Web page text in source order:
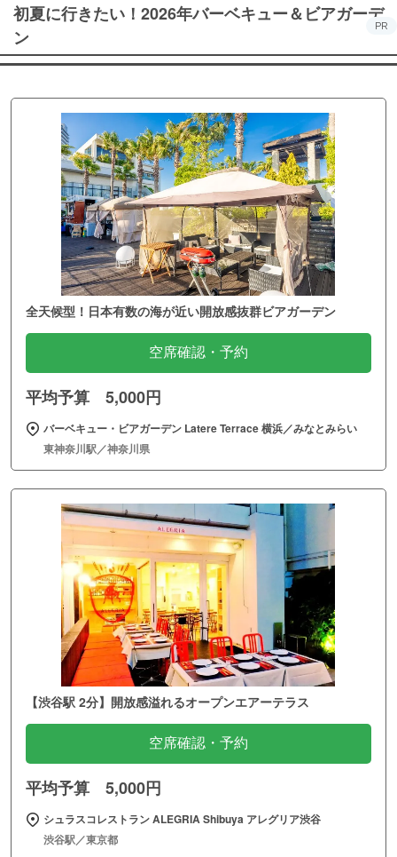
初夏に行きたい！2026年バーベキュー＆ビアガーデ
ン
PR
全天候型！日本有数の海が近い開放感抜群ビアガーデン
空席確認・予約
平均予算 5,000円
バーベキュー・ビアガーデン Latere Terrace 横浜／みなとみらい
東神奈川駅／神奈川県
【渋谷駅 2分】開放感溢れるオープンエアーテラス
空席確認・予約
平均予算 5,000円
シュラスコレストラン ALEGRIA Shibuya アレグリア渋谷
渋谷駅／東京都